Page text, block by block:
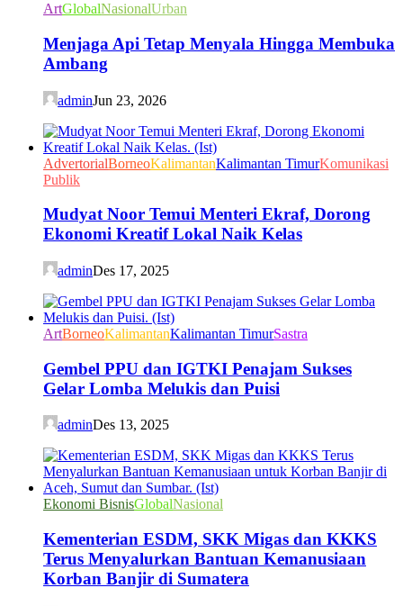
ArtGlobalNasionalUrban
Menjaga Api Tetap Menyala Hingga Membuka
Ambang
adminJun 23, 2026
AdvertorialBorneoKalimantanKalimantan TimurKomunikasi
Publik
Mudyat Noor Temui Menteri Ekraf, Dorong
Ekonomi Kreatif Lokal Naik Kelas
adminDes 17, 2025
ArtBorneoKalimantanKalimantan TimurSastra
Gembel PPU dan IGTKI Penajam Sukses
Gelar Lomba Melukis dan Puisi
adminDes 13, 2025
Ekonomi BisnisGlobalNasional
Kementerian ESDM, SKK Migas dan KKKS
Terus Menyalurkan Bantuan Kemanusiaan
Korban Banjir di Sumatera